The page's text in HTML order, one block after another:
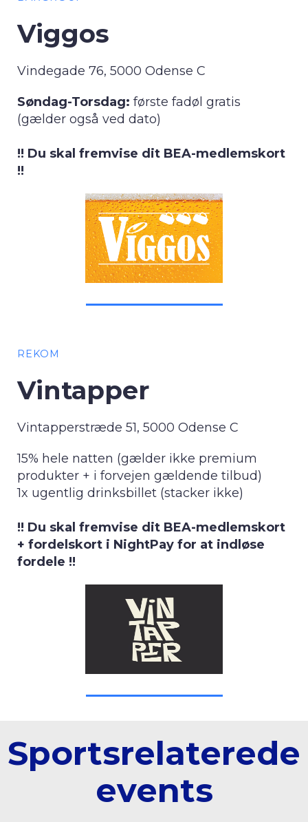
Viggos
Vindegade 76, 5000 Odense C
Søndag-Torsdag: første fadøl gratis
(gælder også ved dato)
!! Du skal fremvise dit BEA-medlemskort
!!
REKOM
Vintapper
Vintapperstræde 51, 5000 Odense C
15% hele natten (gælder ikke premium
produkter + i forvejen gældende tilbud)
1x ugentlig drinksbillet (stacker ikke)
!! Du skal fremvise dit BEA-medlemskort
+ fordelskort i NightPay for at indløse
fordele !!
Sportsrelaterede
events